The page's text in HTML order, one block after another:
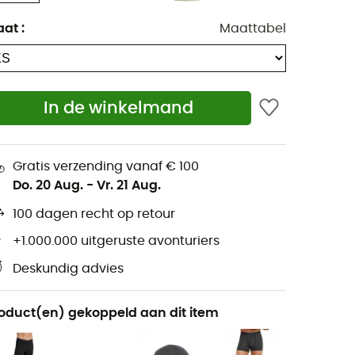
: Maattabel
In de winkelmand
Gratis verzending vanaf € 100
Do. 20 Aug. - Vr. 21 Aug.
100 dagen recht op retour
+1.000.000 uitgeruste avonturiers
Deskundig advies
gekoppeld aan dit item